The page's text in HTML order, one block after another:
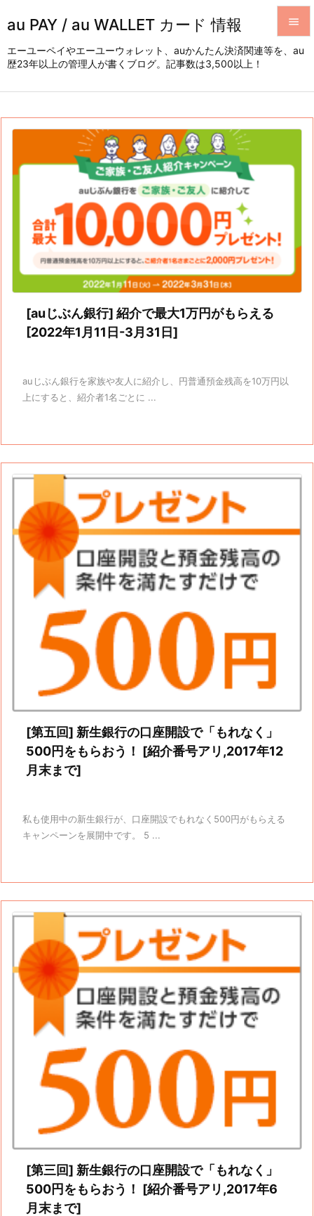
au PAY / au WALLET カード 情報
エーユーペイやエーユーウォレット、auかんたん決済関連等を、au
歴23年以上の管理人が書くブログ。記事数は3,500以上！



[auじぶん銀行] 紹介で最大1万円がもらえる
[2022年1月11日-3月31日]
auじぶん銀行を家族や友人に紹介し、円普通預金残高を10万円以
上にすると、紹介者1名ごとに ...
[第五回] 新生銀行の口座開設で「もれなく」
500円をもらおう！ [紹介番号アリ,2017年12
月末まで]
私も使用中の新生銀行が、口座開設でもれなく500円がもらえる
キャンペーンを展開中です。 5 ...
[第三回] 新生銀行の口座開設で「もれなく」
500円をもらおう！ [紹介番号アリ,2017年6
月末まで]